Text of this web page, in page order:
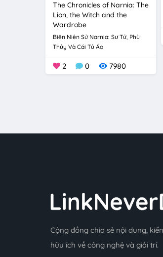
The Chronicles of Narnia: The
Lion, the Witch and the
Wardrobe
Biên Niên Sử Narnia: Sư Tử, Phù
Thủy Và Cái Tủ Áo
2 0 7980
Cộng đồng chia sẻ nội dung,
hữu ích về công nghệ và giải trí.